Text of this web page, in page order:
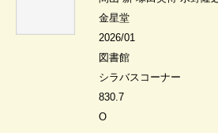
金星堂
2026/01
図書館
シラバスコーナー
830.7
O